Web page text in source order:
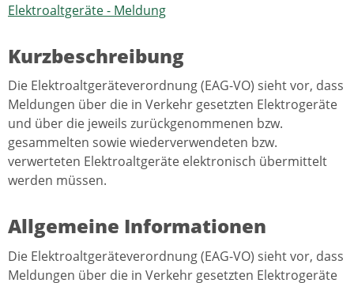
Elektroaltgeräte - Meldung
Kurzbeschreibung
Die Elektroaltgeräteverordnung (EAG-VO) sieht vor, dass
Meldungen über die in Verkehr gesetzten Elektrogeräte
und über die jeweils zurückgenommenen bzw.
gesammelten sowie wiederverwendeten bzw.
verwerteten Elektroaltgeräte elektronisch übermittelt
werden müssen.
Allgemeine Informationen
Die Elektroaltgeräteverordnung (EAG-VO) sieht vor, dass
Meldungen über die in Verkehr gesetzten Elektrogeräte